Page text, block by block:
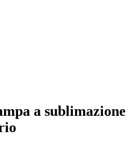
a sublimazione